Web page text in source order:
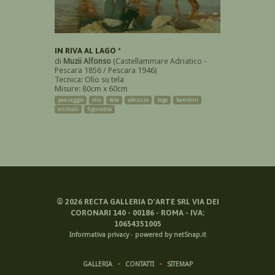
IN RIVA AL LAGO *
di Muzii Alfonso (Castellammare Adriatico -
Pescara 1856 / Pescara 1946)
Tecnica: Olio su tela
Misure: 80cm x 60cm
paesaggio olio tela abruzzo lago
bambini
animali
figurativo
© 2026RECTA GALLERIA D'ARTE SRL VIA DEI
CORONARI 140 - 00186 - ROMA - IVA:
10654351005
Informativa privacy- powered by netSnap.it
GALLERIA CONTATTI SITEMAP